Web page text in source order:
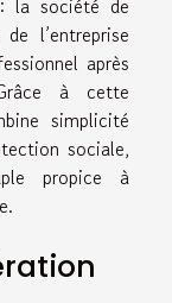
la société de
l’entreprise
après
à cette
simplicité
sociale,
propice à